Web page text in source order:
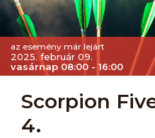
az esemény már lejárt
2025. február 09.
vasárnap 08:00 - 16:00
Scorpion
4.